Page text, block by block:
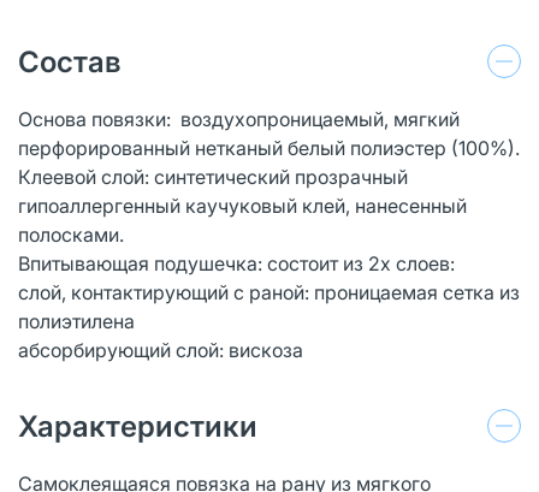
Состав
Основа повязки: воздухопроницаемый, мягкий
перфорированный нетканый белый полиэстер (100%).
Клеевой слой: синтетический прозрачный
гипоаллергенный каучуковый клей, нанесенный
полосками.
Впитывающая подушечка: состоит из 2х слоев:
слой, контактирующий с раной: проницаемая сетка из
полиэтилена
абсорбирующий слой: вискоза
Характеристики
Самоклеящаяся повязка на рану из мягкого